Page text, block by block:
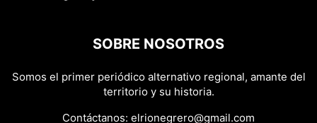
SOBRE NOSOTROS
Somos el primer periódico alternativo regional, amante del
territorio y su historia.
Contáctanos: elrionegrero@gmail.com